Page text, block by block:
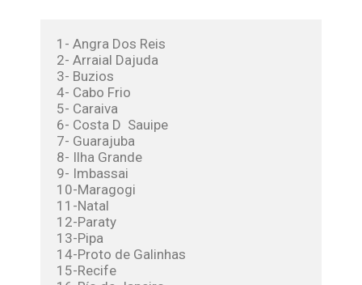
1- Angra Dos Reis
2- Arraial Dajuda
3- Buzios
4- Cabo Frio
5- Caraiva
6- Costa D  Sauipe
7- Guarajuba
8- Ilha Grande
9- Imbassai
10-Maragogi
11-Natal
12-Paraty
13-Pipa
14-Proto de Galinhas
15-Recife